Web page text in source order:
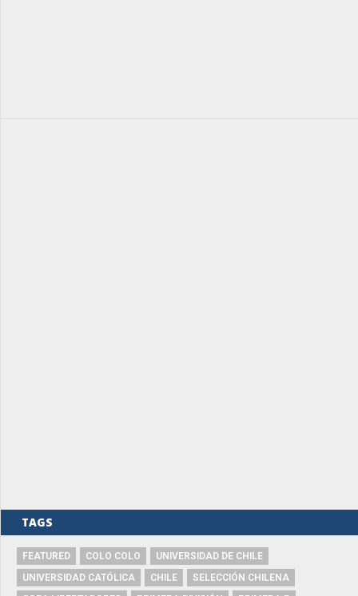
TAGS
FEATURED COLO COLO
UNIVERSIDAD DE CHILE
UNIVERSIDAD CATÓLICA
CHILE
SELECCIÓN CHILENA